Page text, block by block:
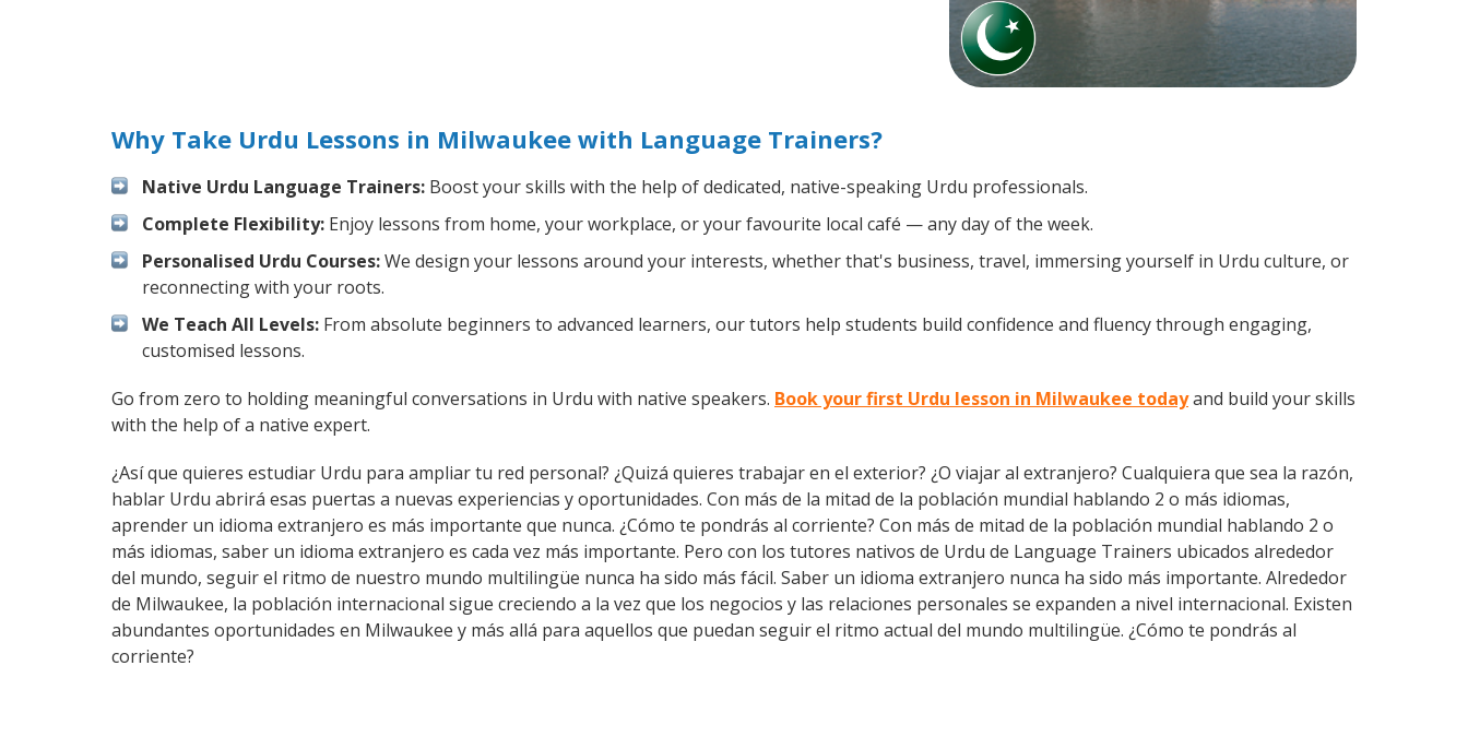
Why Take Urdu Lessons in Milwaukee with Language Trainers?
Native Urdu Language Trainers: Boost your skills with the help of dedicated, native-speaking Urdu professionals.
Complete Flexibility: Enjoy lessons from home, your workplace, or your favourite local café — any day of the week.
Personalised Urdu Courses:We design your lessons around your interests, whether that's business, travel, immersing yourself in Urdu culture, or
reconnecting with your roots.
We Teach All Levels: From absolute beginners to advanced learners, our tutors help students build confidence and fluency through engaging,
customised lessons.
Go from zero to holding meaningful conversations in Urdu with native speakers. Book your first Urdu lesson in Milwaukee todayand build your skills
with the help of a native expert.
¿Así que quieres estudiar Urdu para ampliar tu red personal? ¿Quizá quieres trabajar en el exterior? ¿O viajar al extranjero? Cualquiera que sea la razón,
hablar Urdu abrirá esas puertas a nuevas experiencias y oportunidades. Con más de la mitad de la población mundial hablando 2 o más idiomas,
aprender un idioma extranjero es más importante que nunca. ¿Cómo te pondrás al corriente? Con más de mitad de la población mundial hablando 2 o
más idiomas, saber un idioma extranjero es cada vez más importante. Pero con los tutores nativos de Urdu de Language Trainers ubicados alrededor
del mundo, seguir el ritmo de nuestro mundo multilingüe nunca ha sido más fácil. Saber un idioma extranjero nunca ha sido más importante. Alrededor
de Milwaukee, la población internacional sigue creciendo a la vez que los negocios y las relaciones personales se expanden a nivel internacional. Existen
abundantes oportunidades en Milwaukee y más allá para aquellos que puedan seguir el ritmo actual del mundo multilingüe. ¿Cómo te pondrás al
corriente?